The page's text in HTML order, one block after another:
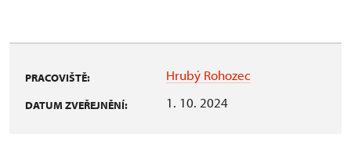
PRACOVIŠTĚ: Hrubý Rohozec
DATUM ZVEŘEJNĚNÍ: 1. 10. 2024